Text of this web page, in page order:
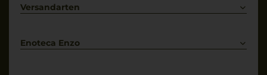
Kontakt
Versandarten
Enoteca Enzo